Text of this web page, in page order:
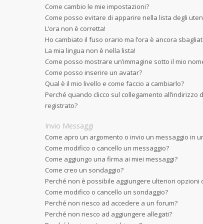
Come cambio le mie impostazioni?
Come posso evitare di apparire nella lista degli
L’ora non è corretta!
Ho cambiato il fuso orario ma l’ora è ancora
La mia lingua non è nella lista!
Come posso mostrare un’immagine sotto il mio
Come posso inserire un avatar?
Qual è il mio livello e come faccio a cambiarlo?
Perché quando clicco sul collegamento
registrato?
Invio Messaggi
Come apro un argomento o invio un messaggio in
Come modifico o cancello un messaggio?
Come aggiungo una firma ai miei messaggi?
Come creo un sondaggio?
Perché non è possibile aggiungere ulteriori opzioni
Come modifico o cancello un sondaggio?
Perché non riesco ad accedere a un forum?
Perché non riesco ad aggiungere allegati?